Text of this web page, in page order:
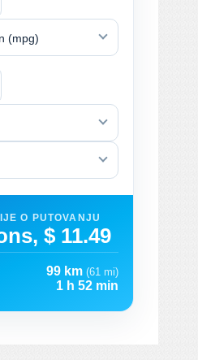
(mpg)
O PUTOVANJU
$ 11.49
99 km (61 mi)
1 h 52 min